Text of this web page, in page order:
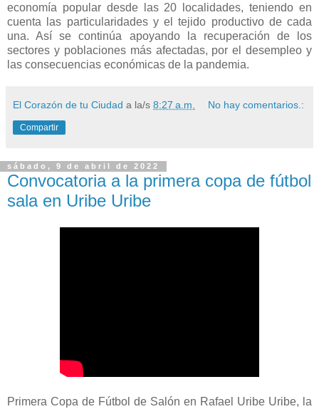
economía popular desde las 20 localidades, teniendo en
cuenta las particularidades y el tejido productivo de cada
una. Así se continúa apoyando la recuperación de los
sectores y poblaciones más afectadas, por el desempleo y
las consecuencias económicas de la pandemia.
El Corazón de tu Ciudad a la/s 8:27 a.m. No hay comentarios.:
Compartir
sábado, 9 de abril de 2022
Convocatoria a la primera copa de fútbol
sala en Uribe Uribe
Primera Copa de Fútbol de Salón en Rafael Uribe Uribe, la